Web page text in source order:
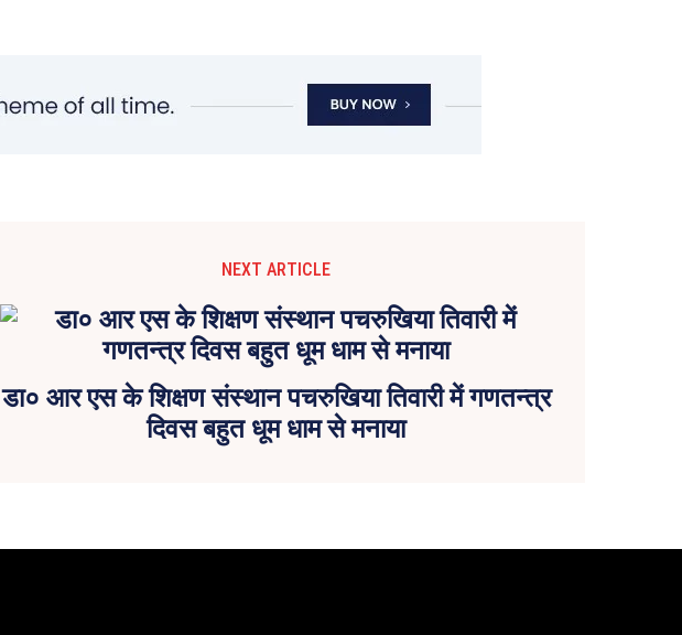
NEXT ARTICLE
डा० आर एस के शिक्षण संस्थान पचरुखिया तिवारी में गणतन्त्र
दिवस बहुत धूम धाम से मनाया